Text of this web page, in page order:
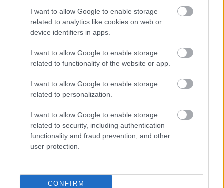
I want to allow Google to enable storage
related to analytics like cookies on web or
device identifiers in apps.
I want to allow Google to enable storage
related to functionality of the website or app.
I want to allow Google to enable storage
related to personalization.
I want to allow Google to enable storage
related to security, including authentication
functionality and fraud prevention, and other
user protection.
CONFIRM
Interjú a pest megyei tarsolylemezes sírról Füredi
Ágnessel és Rácz Tiborral.
Két ujjnyi történelem
Lassányi Gábor •2011. június 07.
Tavaly tavasszal egy apró, feliratos bronztöredék
Megtalálója a fórumozók segítségét kérte a tárgy
azonosításában, mivel nem ismerte annak korát és
funkcióját. Mind a betűk formája, mint a
felirattöredék tartalma alapján…
A „hétfejű” öregember sírja